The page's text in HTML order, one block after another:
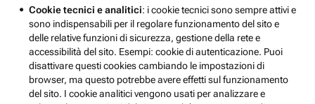
Cookie tecnici e analitici: i cookie tecnici sono sempre attivi e
sono indispensabili per il regolare funzionamento del sito e
delle relative funzioni di sicurezza, gestione della rete e
accessibilità del sito. Esempi: cookie di autenticazione. Puoi
disattivare questi cookies cambiando le impostazioni di
browser, ma questo potrebbe avere effetti sul funzionamento
del sito. I cookie analitici vengono usati per analizzare e